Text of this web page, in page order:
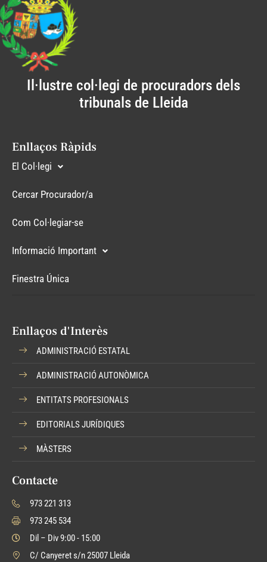
Il·lustre col·legi de procuradors dels
tribunals de Lleida
Enllaços Ràpids
El Col·legi
Cercar Procurador/a
Com Col·legiar-se
Informació Important
Finestra Única
Enllaços d'Interès
ADMINISTRACIÓ ESTATAL
ADMINISTRACIÓ AUTONÒMICA
ENTITATS PROFESIONALS
EDITORIALS JURÍDIQUES
MÀSTERS
Contacte
973 221 313
973 245 534
Dil – Div 9:00 - 15:00
C/ Canyeret s/n 25007 Lleida